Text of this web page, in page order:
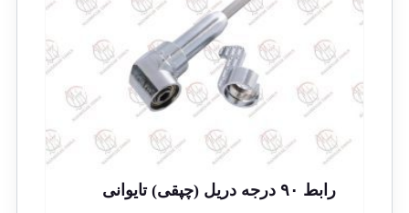
رابط ۹۰ درجه دریل (چپقی) تایوانی